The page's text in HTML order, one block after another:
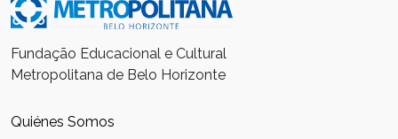
Fundação Educacional e Cultural
Metropolitana de Belo Horizonte
Quiénes Somos